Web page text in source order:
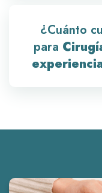
¿Cuánto
para